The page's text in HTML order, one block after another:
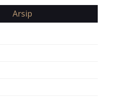
Arsip